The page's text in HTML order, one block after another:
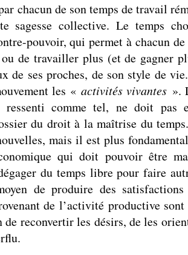
chacun de son temps de travail
sagesse collective. Le temps
pouvoir, qui permet à chacun
de travailler plus (et de gagner
de ses proches, de son style de
les « activités vivantes ».
comme tel, ne doit pas
du droit à la maîtrise du
mais il est plus
qui doit pouvoir être
du temps libre pour faire
de produire des
de l’activité productive
de reconvertir les désirs, de les